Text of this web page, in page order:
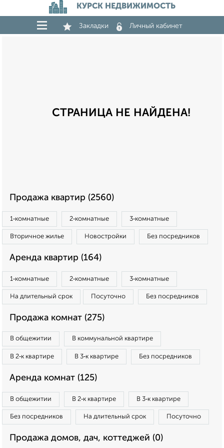
КУРСК НЕДВИЖИМОСТЬ
Закладки Личный кабинет
СТРАНИЦА НЕ НАЙДЕНА!
Продажа квартир (2560)
1‑комнатные 2‑комнатные 3‑комнатные
Вторичное жилье Новостройки Без посредников
Аренда квартир (164)
1‑комнатные 2‑комнатные 3‑комнатные
На длительный срок Посуточно Без посредников
Продажа комнат (275)
В общежитии В коммунальной квартире
В 2‑к квартире В 3‑к квартире Без посредников
Аренда комнат (125)
В общежитии В 2‑к квартире В 3‑к квартире
Без посредников На длительный срок Посуточно
Продажа домов, дач, коттеджей (0)